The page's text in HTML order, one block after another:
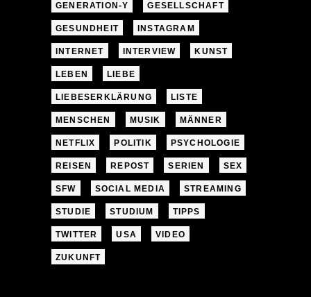
GENERATION-Y GESELLSCHAFT
GESUNDHEIT INSTAGRAM
INTERNET INTERVIEW KUNST
LEBEN LIEBE
LIEBESERKLÄRUNG LISTE
MENSCHEN MUSIK MÄNNER
NETFLIX POLITIK PSYCHOLOGIE
REISEN REPOST SERIEN SEX
SFW SOCIAL MEDIA STREAMING
STUDIE STUDIUM TIPPS
TWITTER USA VIDEO
ZUKUNFT